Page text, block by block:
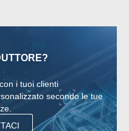
i tuoi clienti
secondo le tue